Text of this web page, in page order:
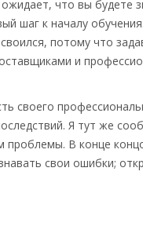
что вы будете
шаг к началу
потому что
и
своего
Я тут же
В конце
свои ошибки;